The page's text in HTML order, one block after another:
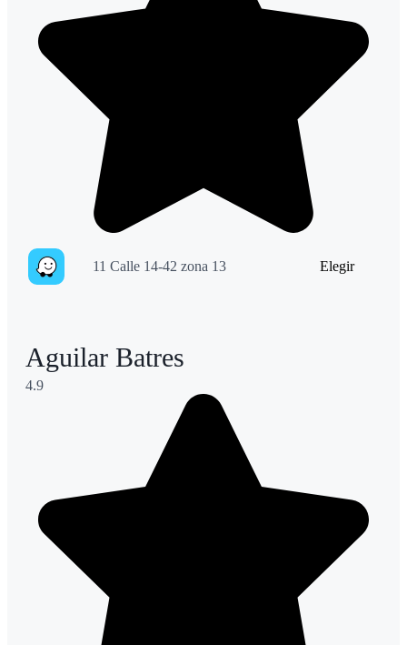
11 Calle 14-42 zona 13 Elegir
Aguilar Batres
4.9